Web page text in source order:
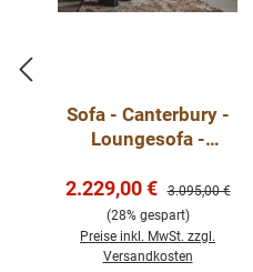
Sofa - Canterbury -
Loungesofa -
verschiedenen
Farben - sofort
lieferbar
Verkaufspreis:
2.229,00 € Regulärer Preis:
3.095,00 €
(28% gespart)
Preise inkl. MwSt. zzgl.
Versandkosten